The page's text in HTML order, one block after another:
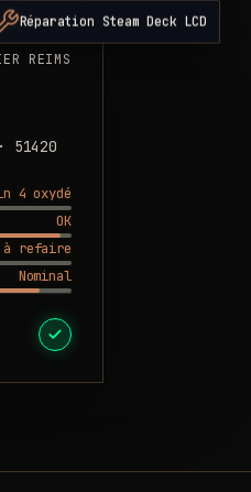
REIMS
51420
4 oxydé
OK
à refaire
Nominal
Réparation Steam Deck LCD